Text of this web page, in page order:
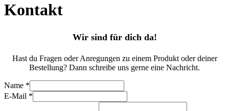
Kontakt
Wir sind für dich da!
Hast du Fragen oder Anregungen zu einem Produkt oder deiner
Bestellung? Dann schreibe uns gerne eine Nachricht.
Name *
E-Mail *